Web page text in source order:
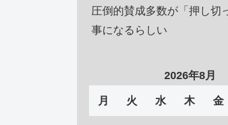
圧倒的賛成多数が「押し切
事になるらしい
2026年8月
月 火 水 木 金